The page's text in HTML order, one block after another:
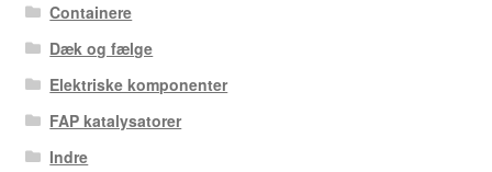
Containere
Dæk og fælge
Elektriske komponenter
FAP katalysatorer
Indre